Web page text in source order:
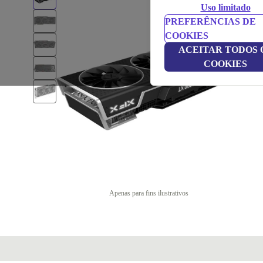
Uso limitado
PREFERÊNCIAS DE
COOKIES
ACEITAR TODOS
COOKIES
Apenas para fins ilustrativos